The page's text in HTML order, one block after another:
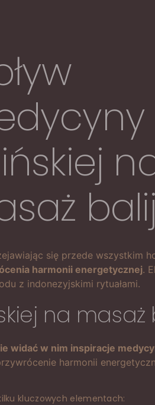
się przede wszystkim
harmonii energetycznej.
z indonezyjskimi rytuałami.
na masaż
widać w nim inspiracje
harmonii
kluczowych elementach: